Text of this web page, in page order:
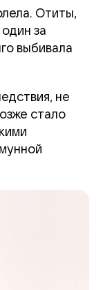
Отиты,
за
выбивала
не
стало